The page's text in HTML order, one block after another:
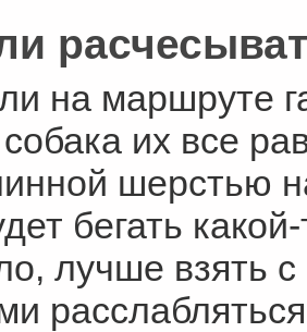
на маршруте
их все
шерстью
бегать
лучше взять с